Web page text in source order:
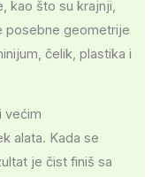
kao što su krajnji,
posebne geometrije
čelik, plastika i
većim
alata. Kada se
je čist finiš sa